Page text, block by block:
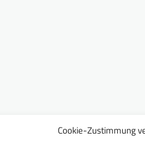
Cookie-Zustimmung